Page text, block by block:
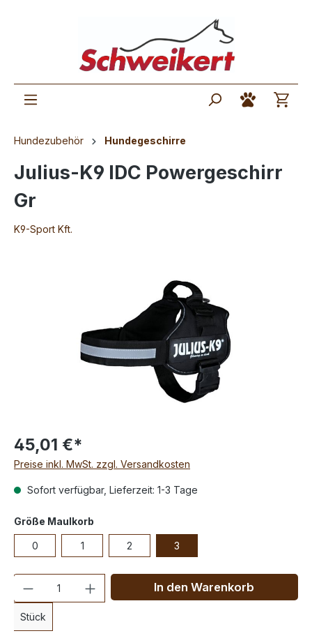
Hundezubehör Hundegeschirre
Julius-K9 IDC Powergeschirr
Gr
K9-Sport Kft.
45,01 €*
Preise inkl. MwSt. zzgl. Versandkosten
Sofort verfügbar, Lieferzeit: 1-3 Tage
Größe Maulkorb
0 1 2 3
Anzahl
Stück
In den Warenkorb